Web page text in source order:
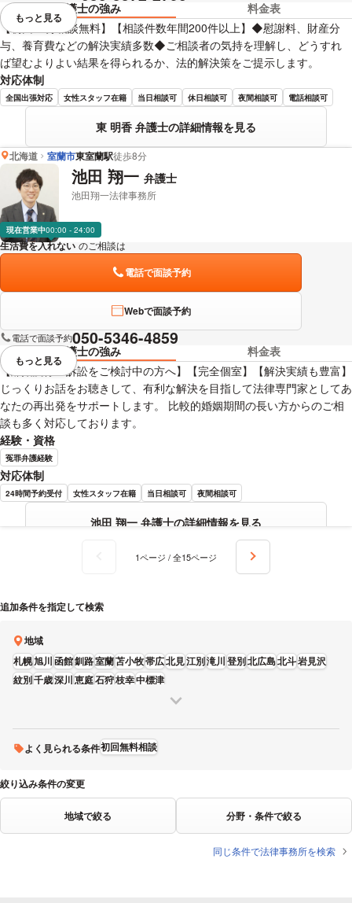
弁護士の強み
料金表
【初回40分相談無料】【相談件数年間200件以上】◆慰謝料、財産分
与、養育費などの解決実績多数◆ご相談者の気持を理解し、どうすれ
ば望むよりよい結果を得られるか、法的解決策をご提示します。
対応体制
全国出張対応 女性スタッフ在籍 当日相談可 休日相談可 夜間相談可 電話相談可
東 明香 弁護士の詳細情報を見る
視覚的に省略されている要素を
もっと見る
北海道 室蘭市東室蘭駅徒歩8分
池田 翔一 弁護士
池田翔一法律事務所
現在営業中00:00 - 24:00
生活費を入れない のご相談は
電話で面談予約
Webで面談予約
電話で面談予約050-5346-4859
弁護士の強み
料金表
【離婚調停・訴訟をご検討中の方へ】【完全個室】【解決実績も豊富】
じっくりお話をお聴きして、有利な解決を目指して法律専門家としてあ
なたの再出発をサポートします。 比較的婚姻期間の長い方からのご相
談も多く対応しております。
経験・資格
冤罪弁護経験
対応体制
24時間予約受付 女性スタッフ在籍 当日相談可 夜間相談可
池田 翔一 弁護士の詳細情報を見る
視覚的に省略されている要素を
もっと見る
1ページ / 全15ページ
追加条件を指定して検索
地域
札幌旭川函館釧路室蘭苫小牧帯広北見江別滝川登別北広島北斗岩見沢
紋別千歳深川恵庭石狩枝幸中標津
よく見られる条件初回無料相談
絞り込み条件の変更
地域で絞る 分野・条件で絞る
同じ条件で法律事務所を検索